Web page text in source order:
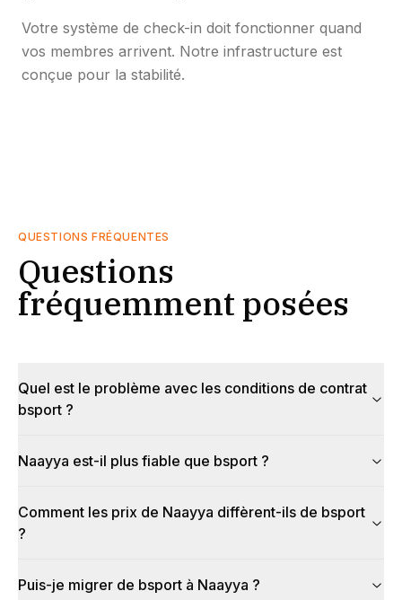
Votre système de check-in doit fonctionner quand
vos membres arrivent. Notre infrastructure est
conçue pour la stabilité.
QUESTIONS FRÉQUENTES
Questions
fréquemment posées
Quel est le problème avec les conditions de contrat
bsport ?
Naayya est-il plus fiable que bsport ?
Comment les prix de Naayya diffèrent-ils de bsport
?
Puis-je migrer de bsport à Naayya ?